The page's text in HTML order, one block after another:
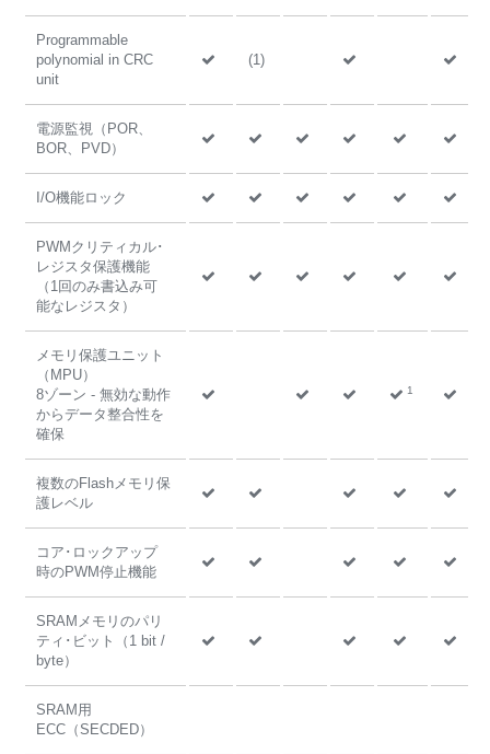
Programmable
polynomial in CRC
unit
(1)
電源監視（POR、
BOR、PVD）
I/O機能ロック
PWMクリティカル･
レジスタ保護機能
（1回のみ書込み可
能なレジスタ）
メモリ保護ユニット
（MPU）
8ゾーン - 無効な動作
からデータ整合性を
確保
1
複数のFlashメモリ保
護レベル
コア･ロックアップ
時のPWM停止機能
SRAMメモリのパリ
ティ･ビット（1 bit /
byte）
SRAM用
ECC（SECDED）